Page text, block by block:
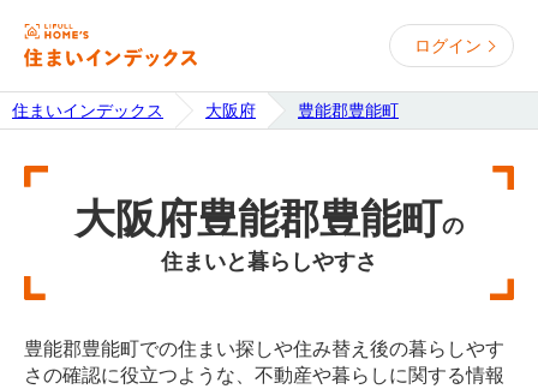
ログイン
住まいインデックス 大阪府 豊能郡豊能町
大阪府豊能郡豊能町の
住まいと暮らしやすさ
豊能郡豊能町での住まい探しや住み替え後の暮らしやす
さの確認に役立つような、不動産や暮らしに関する情報